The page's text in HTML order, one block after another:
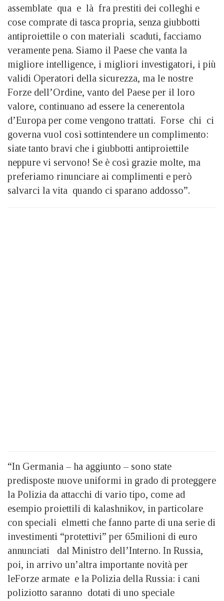
assemblate qua e là fra prestiti dei colleghi e
cose comprate di tasca propria, senza giubbotti
antiproiettile o con materiali scaduti, facciamo
veramente pena. Siamo il Paese che vanta la
migliore intelligence, i migliori investigatori, i più
validi Operatori della sicurezza, ma le nostre
Forze dell’Ordine, vanto del Paese per il loro
valore, continuano ad essere la cenerentola
d’Europa per come vengono trattati. Forse chi ci
governa vuol così sottintendere un complimento:
siate tanto bravi che i giubbotti antiproiettile
neppure vi servono! Se è così grazie molte, ma
preferiamo rinunciare ai complimenti e però
salvarci la vita quando ci sparano addosso”.
“In Germania – ha aggiunto – sono state
predisposte nuove uniformi in grado di proteggere
la Polizia da attacchi di vario tipo, come ad
esempio proiettili di kalashnikov, in particolare
con speciali elmetti che fanno parte di una serie di
investimenti “protettivi” per 65milioni di euro
annunciati dal Ministro dell’Interno. In Russia,
poi, in arrivo un’altra importante novità per
leForze armate e la Polizia della Russia: i cani
poliziotto saranno dotati di uno speciale